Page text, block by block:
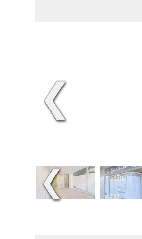
❮
❮